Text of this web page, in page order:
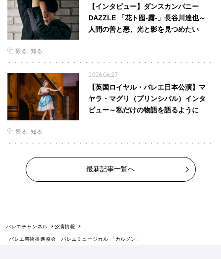
【インタビュー】ダンスカンパニー
DAZZLE 「花ト囮-露-」長谷川達也～
人間の善と悪、光と影を見つめたい
観る 知る
2026.06.27
【英国ロイヤル・バレエ日本公演】マ
ヤラ・マグリ（プリンシパル）インタ
ビュー～私だけの物語を語るように
観る 知る
最新記事一覧へ
バレエチャンネル 公演情報
バレエ芸術推進協会 バレエミュージカル 「カルメン」